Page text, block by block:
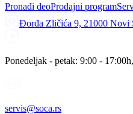
Pronađi deoProdajni program
Đorđa Zličića 9, 21000 Novi
Ponedeljak - petak: 9:00 -
servis@soca.rs